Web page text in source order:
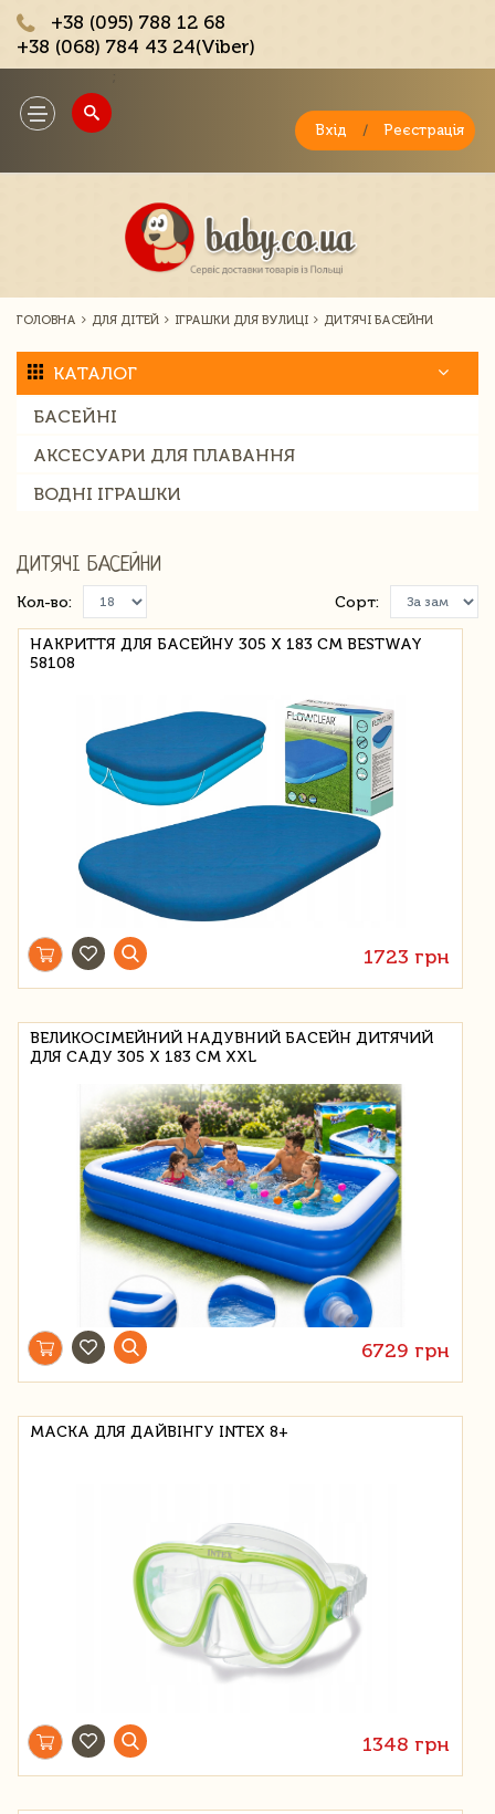
+38 (095) 788 12 68
+38 (068) 784 43 24(Viber)
Toggle
navigation
Вхід / Реєстрація
ГОЛОВНА ДЛЯ ДІТЕЙ ІГРАШКИ ДЛЯ ВУЛИЦІ ДИТЯЧІ БАСЕЙНИ
КАТАЛОГ
БАСЕЙНІ
АКСЕСУАРИ ДЛЯ ПЛАВАННЯ
ВОДНІ ІГРАШКИ
ДИТЯЧІ БАСЕЙНИ
Кол-во: Сорт:
НАКРИТТЯ ДЛЯ БАСЕЙНУ 305 Х 183 СМ BESTWAY
58108
1723 грн
ВЕЛИКОСІМЕЙНИЙ НАДУВНИЙ БАСЕЙН ДИТЯЧИЙ
ДЛЯ САДУ 305 Х 183 СМ XXL
6729 грн
МАСКА ДЛЯ ДАЙВІНГУ INTEX 8+
1348 грн